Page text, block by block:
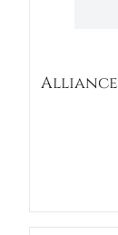
Alliance